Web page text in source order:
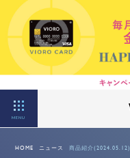
MENU
HOME ニュース 商品紹介(2024.05.12)